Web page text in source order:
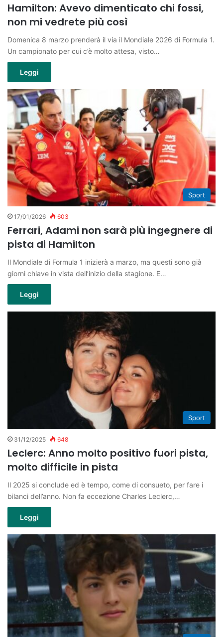
Hamilton: Avevo dimenticato chi fossi,
non mi vedrete più così
Domenica 8 marzo prenderà il via il Mondiale 2026 di Formula 1.
Un campionato per cui c’è molto attesa, visto…
Leggi
Sport
17/01/2026 603
Ferrari, Adami non sarà più ingegnere di
pista di Hamilton
Il Mondiale di Formula 1 inizierà a marzo, ma questi sono già
giorni chiave in vista dell’inizio della stagione. E…
Leggi
Sport
31/12/2025 648
Leclerc: Anno molto positivo fuori pista,
molto difficile in pista
Il 2025 si conclude ed è tempo, come di consueto, per fare i
bilanci dell’anno. Non fa eccezione Charles Leclerc,…
Leggi